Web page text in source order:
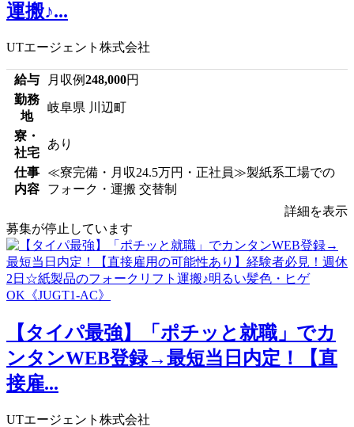
運搬♪...
UTエージェント株式会社
給与 月収例248,000円
勤務
地
岐阜県 川辺町
寮・
社宅
あり
仕事
内容
≪寮完備・月収24.5万円・正社員≫製紙系工場での
フォーク・運搬 交替制
詳細を表示
募集が停止しています
【タイパ最強】「ポチッと就職」でカ
ンタンWEB登録→最短当日内定！【直
接雇...
UTエージェント株式会社